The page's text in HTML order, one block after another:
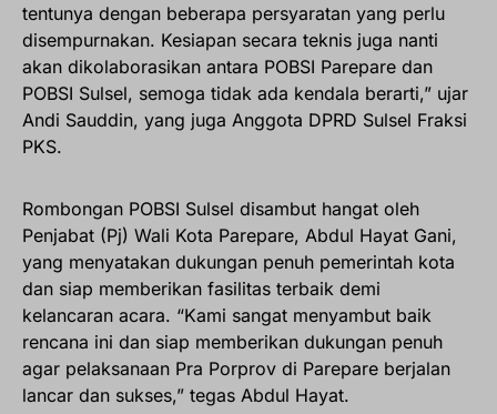
tentunya dengan beberapa persyaratan yang perlu
disempurnakan. Kesiapan secara teknis juga nanti
akan dikolaborasikan antara POBSI Parepare dan
POBSI Sulsel, semoga tidak ada kendala berarti,” ujar
Andi Sauddin, yang juga Anggota DPRD Sulsel Fraksi
PKS.
Rombongan POBSI Sulsel disambut hangat oleh
Penjabat (Pj) Wali Kota Parepare, Abdul Hayat Gani,
yang menyatakan dukungan penuh pemerintah kota
dan siap memberikan fasilitas terbaik demi
kelancaran acara. “Kami sangat menyambut baik
rencana ini dan siap memberikan dukungan penuh
agar pelaksanaan Pra Porprov di Parepare berjalan
lancar dan sukses,” tegas Abdul Hayat.